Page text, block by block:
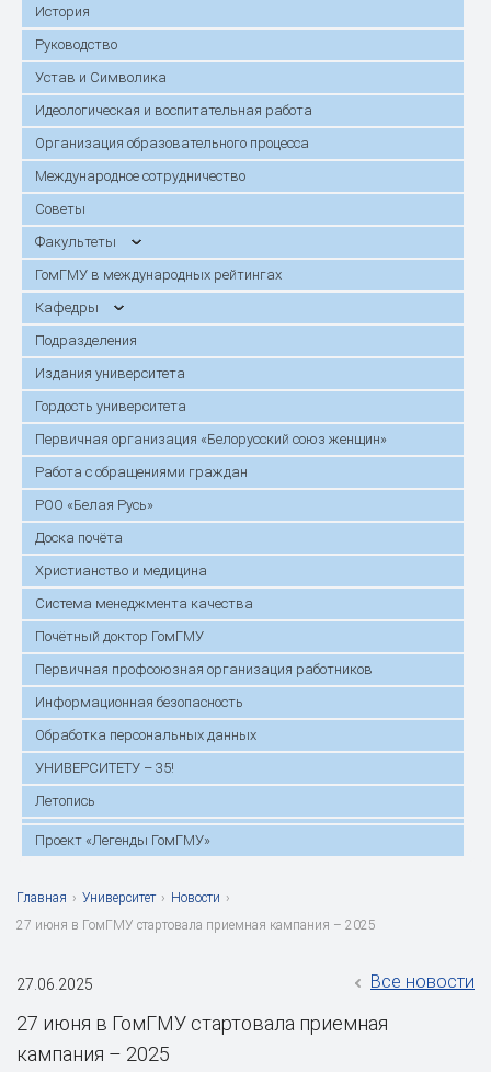
История
Руководство
Устав и Символика
Идеологическая и воспитательная работа
Организация образовательного процесса
Международное сотрудничество
Советы
Факультеты
ГомГМУ в международных рейтингах
Кафедры
Подразделения
Издания университета
Гордость университета
Первичная организация «Белорусский союз женщин»
Работа с обращениями граждан
РОО «Белая Русь»
Доска почёта
Христианство и медицина
Система менеджмента качества
Почётный доктор ГомГМУ
Первичная профсоюзная организация работников
Информационная безопасность
Обработка персональных данных
УНИВЕРСИТЕТУ – 35!
Летопись
Проект «Легенды ГомГМУ»
Главная › Университет › Новости ›
27 июня в ГомГМУ стартовала приемная кампания – 2025
27.06.2025 Все новости
27 июня в ГомГМУ стартовала приемная
кампания – 2025